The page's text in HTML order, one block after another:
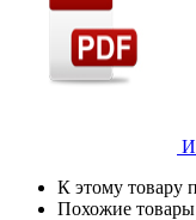
К этому товару
Похожие товары